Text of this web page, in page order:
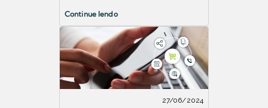
Continue lendo
27/06/2024